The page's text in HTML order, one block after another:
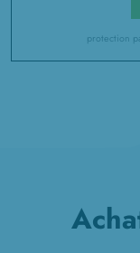
protection